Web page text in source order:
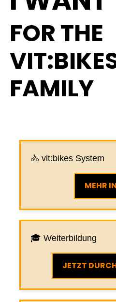
FOR THE
FAMILY
🚴 ️vit:bikes System
MEHR
🎓 Weiterbildung
JETZT